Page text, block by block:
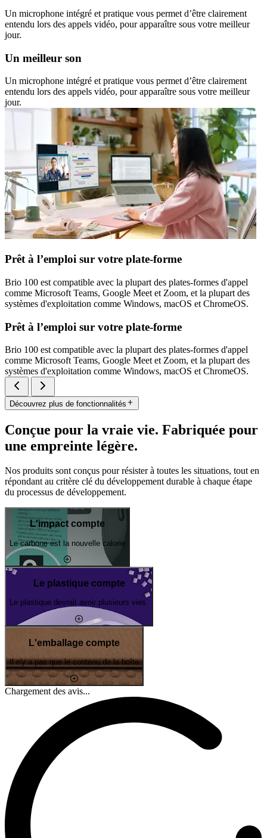
Un microphone intégré et pratique vous permet d’être clairement
entendu lors des appels vidéo, pour apparaître sous votre meilleur
jour.
Un meilleur son
Un microphone intégré et pratique vous permet d’être clairement
entendu lors des appels vidéo, pour apparaître sous votre meilleur
jour.
Prêt à l’emploi sur votre plate-forme
Brio 100 est compatible avec la plupart des plates-formes d'appel
comme Microsoft Teams, Google Meet et Zoom, et la plupart des
systèmes d'exploitation comme Windows, macOS et ChromeOS.
Prêt à l’emploi sur votre plate-forme
Brio 100 est compatible avec la plupart des plates-formes d'appel
comme Microsoft Teams, Google Meet et Zoom, et la plupart des
systèmes d'exploitation comme Windows, macOS et ChromeOS.
Découvrez plus de fonctionnalités
Conçue pour la vraie vie. Fabriquée pour
une empreinte légère.
Nos produits sont conçus pour résister à toutes les situations, tout en
répondant au critère clé du développement durable à chaque étape
du processus de développement.
L'impact compte
Le carbone est la nouvelle calorie
Le plastique compte
Le plastique devrait avoir plusieurs vies.
L'emballage compte
Il n'y a pas que le contenu de la boîte
Chargement des avis...